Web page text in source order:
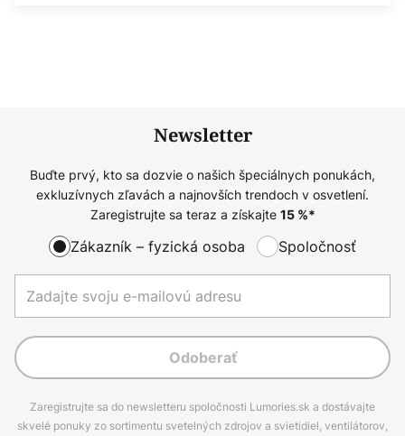
Newsletter
Buďte prvý, kto sa dozvie o našich špeciálnych ponukách,
exkluzívnych zľavách a najnovších trendoch v osvetlení.
Zaregistrujte sa teraz a získajte 15%*
Zákazník – fyzická osoba Spoločnosť
Odoberať
Zaregistrujte sa do newsletteru spoločnosti Lumories.sk a dostávajte
skvelé ponuky zo sortimentu svetelných zdrojov a svietidiel, ventilátorov,